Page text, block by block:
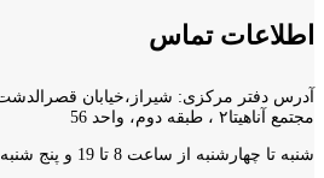
اطلاعات تماس
آدرس دفتر مرکزی: شیراز،خیابان
مجتمع آناهیتا۲ ، طبقه دوم، واحد 56
شنبه تا چهارشنبه از ساعت 8 تا 19 و پنج شنبه ها 8 تا 2 بعد از ظهر